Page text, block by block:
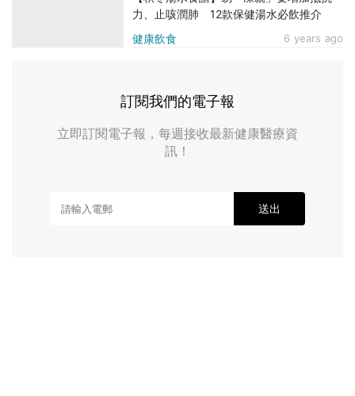
健康飲食 6 years ago
力、止咳潤肺 12款保健湯水必飲推介
訂閱我們的電子報
立即訂閱電子報，每週接收最新健康醫療資
訊！
送出